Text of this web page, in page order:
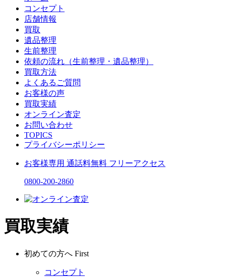
コンセプト
店舗情報
買取
遺品整理
生前整理
依頼の流れ（生前整理・遺品整理）
買取方法
よくあるご質問
お客様の声
買取実績
オンライン査定
お問い合わせ
TOPICS
プライバシーポリシー
お客様専用 通話料無料 フリーアクセス
0800-200-2860
買取実績
初めての方へ First
コンセプト